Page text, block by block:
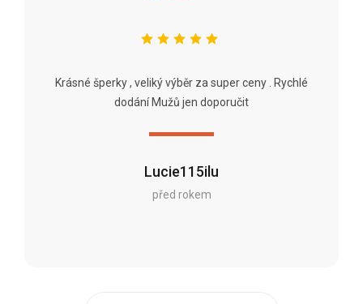
Lucie115ilu
před rokem
Krásné šperky , veliký výběr za super ceny . Rychlé
dodání Mužů jen doporučit